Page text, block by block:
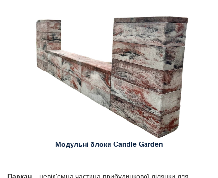
Модульні блоки Candle Garden
Паркан – невід'ємна частина прибудинкової ділянки для